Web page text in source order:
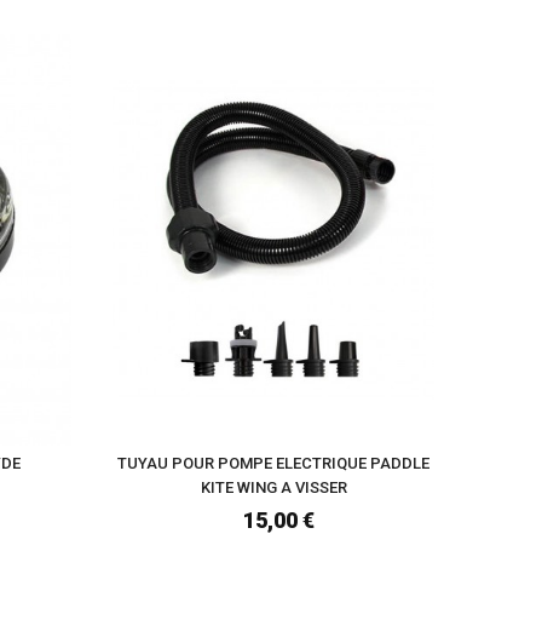
TUYAU POUR POMPE ELECTRIQUE PADDLE
KITE WING A VISSER
15,00 €